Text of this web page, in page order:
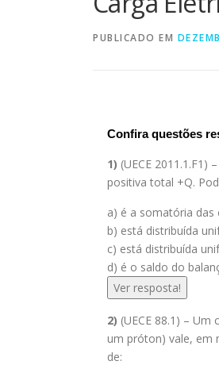
PUBLICADO EM
Confira questões
1) (UECE
positiva total +Q.
a) é a somatória
b) está distribuída
c) está distribuída
d) é o saldo do
Ver resposta!
2) (UECE 88.1) –
um próton) vale, em
de: